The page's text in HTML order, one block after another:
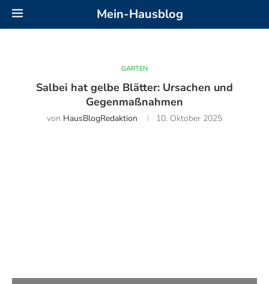
Mein-Hausblog
GARTEN
Salbei hat gelbe Blätter: Ursachen und
Gegenmaßnahmen
von HausBlogRedaktion 10. Oktober 2025